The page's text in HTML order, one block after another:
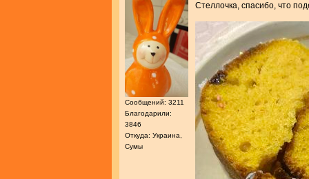
Сообщений: 3211
Благодарили:
3846
Откуда: Украина,
Сумы
Стеллочка, спасибо, что